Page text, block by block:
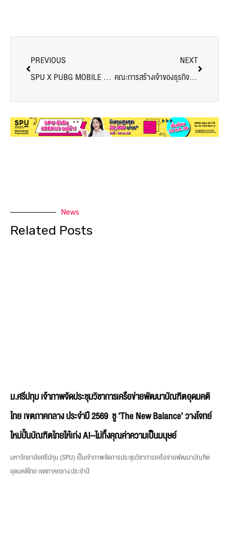
PREVIOUS
SPU X PUBG MOBILE จัด Workshop สุดเอ็กซ์คลูซีฟ ผนึกพลังสร้างแรงบันดาลใจ ยกระดับไอเดียสู่การต่อยอดเป็นธุรกิจจริง
NEXT
คณะการสร้างเจ้าของธุรกิจ SPU ยกระดับนักศึกษาปี 1 ผ่าน Workshop สุดเข้มข้น สร้างเจ้าของธุรกิจรุ่นใหม่พร้อมรับมือโลกอนาคต
Related Posts
ม.ศรีปทุม เจ้าภาพจัดประชุมวิชาการเครือข่ายพัฒนาบัณฑิตอุดมคติ
ไทย เขตภาคกลาง ประจำปี 2569 ชู ‘The New Balance’ วางโจทย์
ใหม่ปั้นบัณฑิตไทยให้เก่ง AI–ไม่ทิ้งคุณค่าความเป็นมนุษย์
มหาวิทยาลัยศรีปทุม (SPU) เป็นเจ้าภาพจัดการประชุมวิชาการเครือข่ายพัฒนาบัณฑิต
อุดมคติไทย เขตภาคกลาง ประจำปี